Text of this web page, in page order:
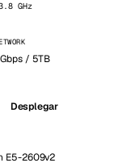
GHz
Gbps / 5TB
Desplegar
E5-2609v2